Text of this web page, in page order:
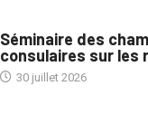
Séminaire des
consulaires sur les
30 juillet 2026